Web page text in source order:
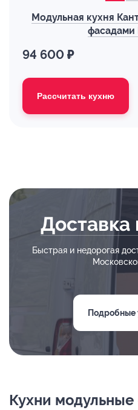
Модульная кухня
94 600 ₽
Рассчитать кухню
Доставка
Быстрая и недорогая
Подробные
Кухни модульные